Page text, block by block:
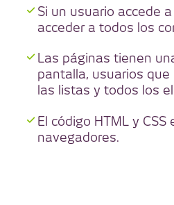
Si un usuario accede
acceder a todos los
Las páginas tienen
pantalla, usuarios
las listas y todos los
El código HTML y
navegadores.